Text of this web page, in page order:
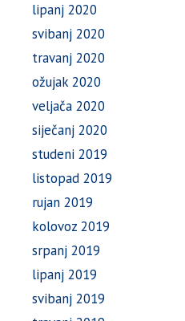
lipanj 2020
svibanj 2020
travanj 2020
ožujak 2020
veljača 2020
siječanj 2020
studeni 2019
listopad 2019
rujan 2019
kolovoz 2019
srpanj 2019
lipanj 2019
svibanj 2019